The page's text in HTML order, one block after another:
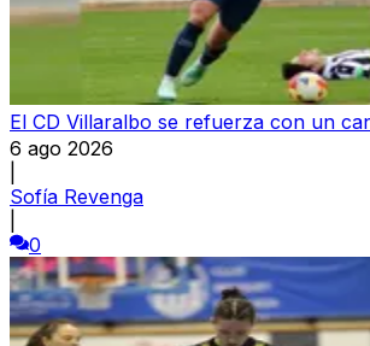
El CD Villaralbo se refuerza con un
6 ago 2026
Sofía Revenga
0